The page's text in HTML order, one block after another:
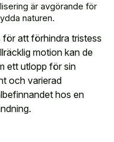
är avgörande för
naturen.
att förhindra tristess
motion kan de
ett utlopp för sin
och varierad
hos en